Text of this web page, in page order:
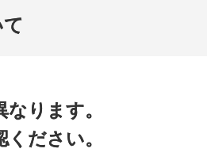
ります。
ださい。